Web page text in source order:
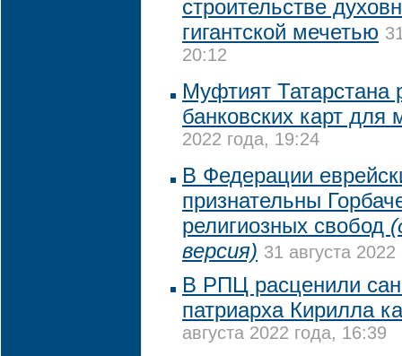
строительстве
гигантской мечетью
20:12
Муфтият Татарстана
банковских карт для
2022 года, 19:24
В Федерации
признательны
религиозных свобод
версия) 31 августа
В РПЦ расценили
патриарха Кирилла
августа 2022 года, 16:39